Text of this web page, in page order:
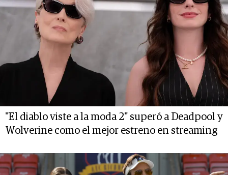
"El diablo viste a la moda 2" superó a Deadpool y
Wolverine como el mejor estreno en streaming